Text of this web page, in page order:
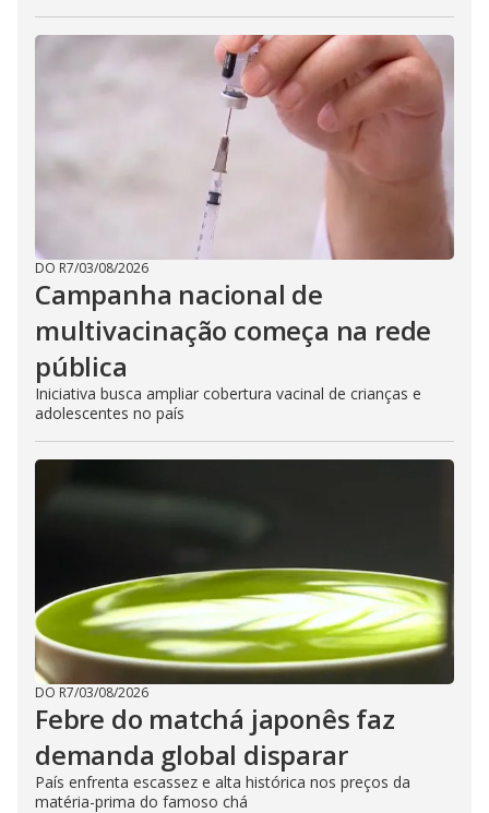
DO R7/03/08/2026
Campanha nacional de
multivacinação começa na rede
pública
Iniciativa busca ampliar cobertura vacinal de crianças e
adolescentes no país
DO R7/03/08/2026
Febre do matchá japonês faz
demanda global disparar
País enfrenta escassez e alta histórica nos preços da
matéria-prima do famoso chá